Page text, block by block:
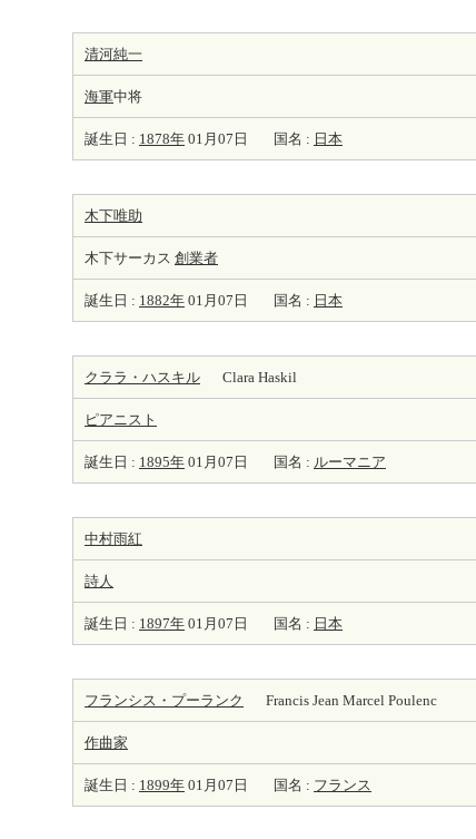
清河純一
海軍中将
誕生日 : 1878年 01月07日 国名 : 日本
木下唯助
木下サーカス 創業者
誕生日 : 1882年 01月07日 国名 : 日本
クララ・ハスキル Clara Haskil
ピアニスト
誕生日 : 1895年 01月07日 国名 : ルーマニア
中村雨紅
詩人
誕生日 : 1897年 01月07日 国名 : 日本
フランシス・プーランク Francis Jean Marcel Poulenc
作曲家
誕生日 : 1899年 01月07日 国名 : フランス